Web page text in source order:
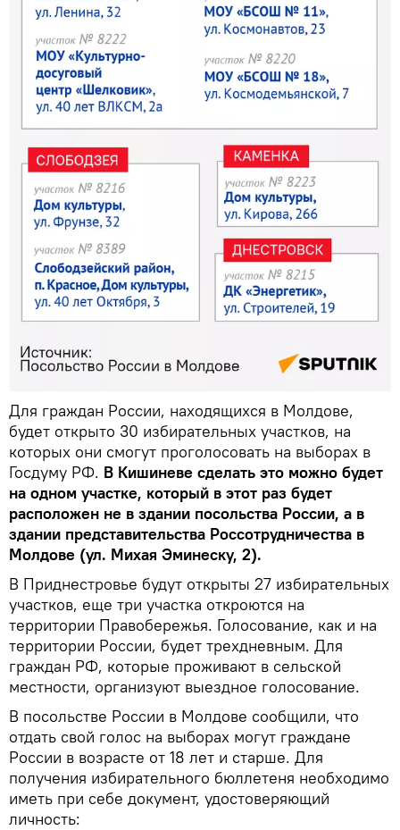
Для граждан России, находящихся в Молдове,
будет открыто 30 избирательных участков, на
которых они смогут проголосовать на выборах в
Госдуму РФ. В Кишиневе сделать это можно будет
на одном участке, который в этот раз будет
расположен не в здании посольства России, а в
здании представительства Россотрудничества в
Молдове (ул. Михая Эминеску, 2).
В Приднестровье будут открыты 27 избирательных
участков, еще три участка откроются на
территории Правобережья. Голосование, как и на
территории России, будет трехдневным. Для
граждан РФ, которые проживают в сельской
местности, организуют выездное голосование.
В посольстве России в Молдове сообщили, что
отдать свой голос на выборах могут граждане
России в возрасте от 18 лет и старше. Для
получения избирательного бюллетеня необходимо
иметь при себе документ, удостоверяющий
личность: